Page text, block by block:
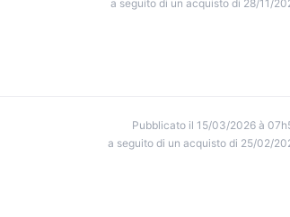
a seguito di un acquisto di 28/11/
Pubblicato il 15/03/2026 à
a seguito di un acquisto di 25/02/